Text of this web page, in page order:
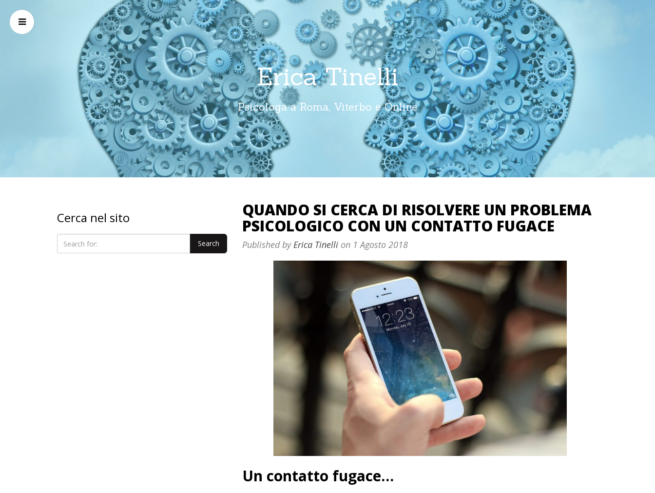
Erica Tinelli
Psicologa a Roma, Viterbo e Online
Cerca nel sito
QUANDO SI CERCA DI RISOLVERE UN PROBLEMA
PSICOLOGICO CON UN CONTATTO FUGACE
Published byErica Tinelli on 1 Agosto 2018
Un contatto fugace…